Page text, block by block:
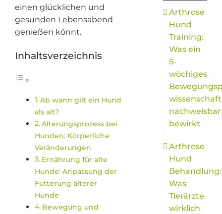
einen glücklichen und
gesunden Lebensabend
genießen könnt.
Inhaltsverzeichnis
Ab wann gilt ein Hund
als alt?
Alterungsprozess bei
Hunden: Körperliche
Veränderungen
Ernährung für alte
Hunde: Anpassung der
Fütterung älterer
Hunde
Bewegung und
Arthrose
Hund
Training:
Was ein
5-
wöchiges
nachweisbar
bewirkt
Arthrose
Hund
Behandlung:
Was
Tierärzte
wirklich